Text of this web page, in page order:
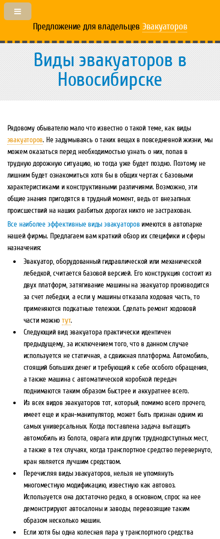
Предложение для владельцев Эвакуаторов
Виды эвакуаторов в
Новосибирске
Рядовому обывателю мало что известно о такой теме, как виды
эвакуаторов. Не задумываясь о таких вещах в повседневной жизни, мы
можем оказаться перед необходимостью узнать о них, попав в
трудную дорожную ситуацию, но тогда уже будет поздно. Поэтому не
лишним будет ознакомиться хотя бы в общих чертах с базовыми
характеристиками и конструктивными различиями. Возможно, эти
общие знания пригодятся в трудный момент, ведь от внезапных
происшествий на наших разбитых дорогах никто не застрахован.
Все наиболее эффективные виды эвакуаторовимеются в автопарке
нашей фирмы. Предлагаем вам краткий обзор их специфики и сферы
назначения:
Эвакуатор, оборудованный гидравлической или механической
лебедкой, считается базовой версией. Его конструкция состоит из
двух платформ, затягивание машины на эвакуатор производится
за счет лебедки, а если у машины отказала ходовая часть, то
применяются подкатные тележки. Сделать ремонт ходововй
частиможнотут.
Следующий вид эвакуатора практически идентичен
предыдущему, за исключением того, что в данном случае
используется не статичная, а сдвижная платформа. Автомобиль,
стоящий больших денег и требующий к себе особого обращения,
а также машина с автоматической коробкой передач
поднимаются таким образом быстрее и аккуратнее всего.
Из всех видов эвакуаторов тот, который, помимо всего прочего,
имеет еще и кран-манипулятор, может быть признан одним из
самых универсальных. Когда поставлена задача вытащить
автомобиль из болота, оврага или других труднодоступных мест,
а также в тех случаях, когда транспортное средство перевернуто,
кран является лучшим средством.
Перечисляя виды эвакуаторов, нельзя не упомянуть
многоместную модификацию, известную как автовоз.
Используется она достаточно редко, в основном, спрос на нее
демонстрируют автосалоны и заводы, перевозящие таким
образом несколько машин.
Если хотя бы одна колесная пара у транспортного средства